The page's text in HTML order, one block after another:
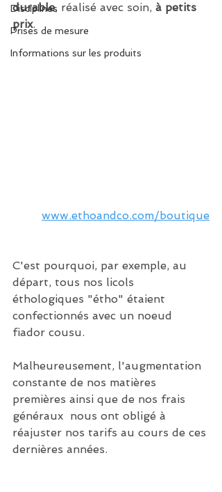
Disciplines
Prises de mesure
Informations sur les produits
durable, réalisé avec soin, à petits
prix.
www.ethoandco.com/boutique
C'est pourquoi, par exemple, au
départ, tous nos licols
éthologiques "étho" étaient
confectionnés avec un noeud
fiador cousu.
Malheureusement, l'augmentation
constante de nos matières
premières ainsi que de nos frais
généraux  nous ont obligé à
réajuster nos tarifs au cours de ces
dernières années.